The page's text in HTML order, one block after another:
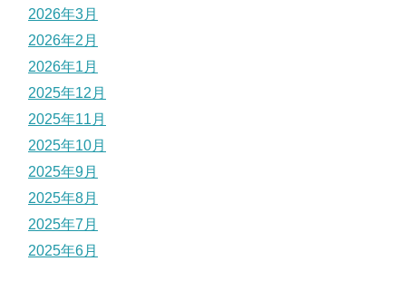
2026年3月
2026年2月
2026年1月
2025年12月
2025年11月
2025年10月
2025年9月
2025年8月
2025年7月
2025年6月